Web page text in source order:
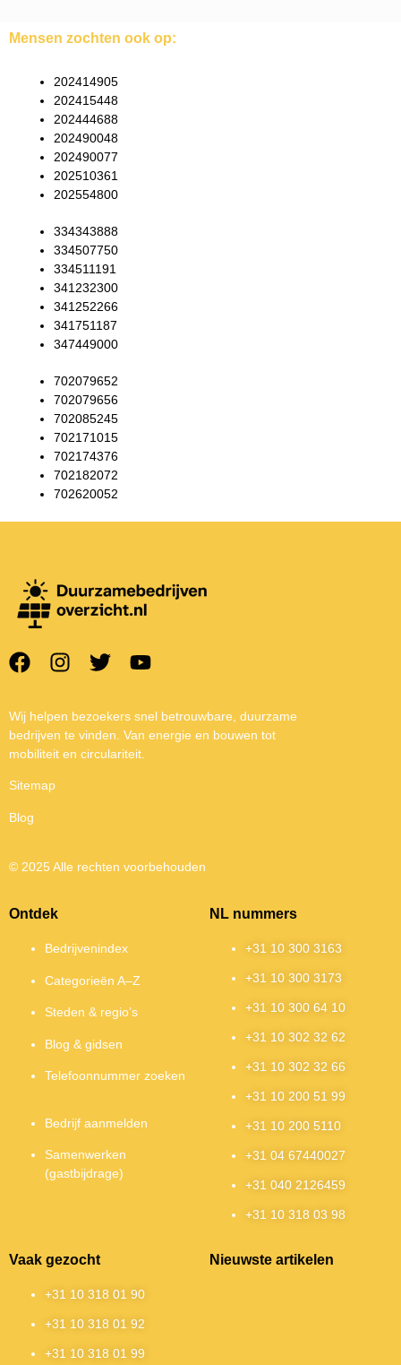
Mensen zochten ook op:
202414905
202415448
202444688
202490048
202490077
202510361
202554800
334343888
334507750
334511191
341232300
341252266
341751187
347449000
702079652
702079656
702085245
702171015
702174376
702182072
702620052
Wij helpen bezoekers snel betrouwbare, duurzame
bedrijven te vinden. Van energie en bouwen tot
mobiliteit en circulariteit.
Sitemap
Blog
© 2025 Alle rechten voorbehouden
Ontdek
Bedrijvenindex
Categorieën A–Z
Steden & regio’s
Blog & gidsen
Telefoonnummer zoeken
Bedrijf aanmelden
Samenwerken
(gastbijdrage)
NL nummers
+31 10 300 3163
+31 10 300 3173
+31 10 300 64 10
+31 10 302 32 62
+31 10 302 32 66
+31 10 200 51 99
+31 10 200 5110
+31 04 67440027
+31 040 2126459
+31 10 318 03 98
Vaak gezocht
+31 10 318 01 90
+31 10 318 01 92
+31 10 318 01 99
Nieuwste artikelen